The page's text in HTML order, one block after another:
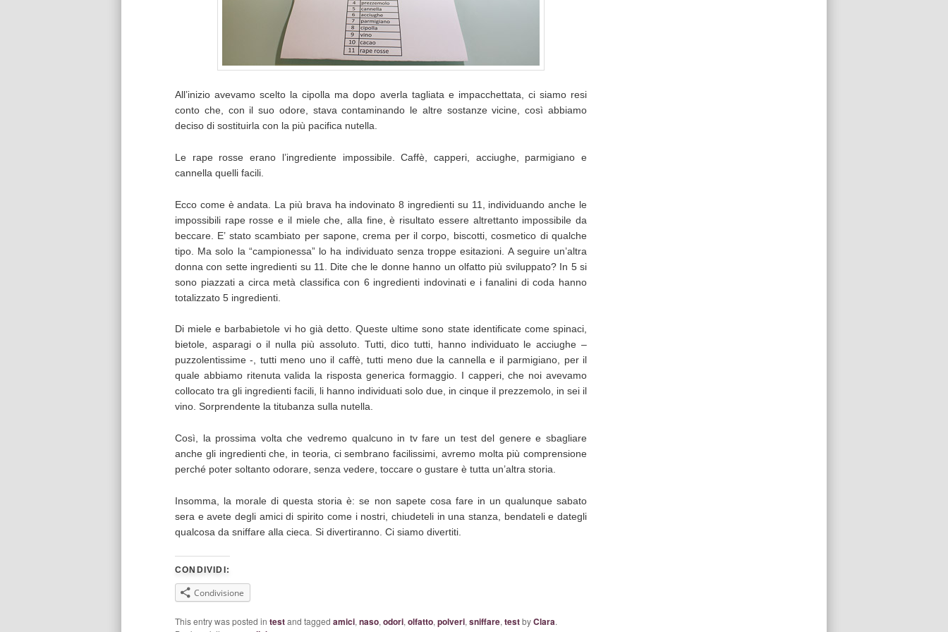
All’inizio avevamo scelto la cipolla ma dopo averla tagliata e impacchettata, ci siamo resi
conto che, con il suo odore, stava contaminando le altre sostanze vicine, così abbiamo
deciso di sostituirla con la più pacifica nutella.
Le rape rosse erano l’ingrediente impossibile. Caffè, capperi, acciughe, parmigiano e
cannella quelli facili.
Ecco come è andata. La più brava ha indovinato 8 ingredienti su 11, individuando anche le
impossibili rape rosse e il miele che, alla fine, è risultato essere altrettanto impossibile da
beccare. E’ stato scambiato per sapone, crema per il corpo, biscotti, cosmetico di qualche
tipo. Ma solo la “campionessa” lo ha individuato senza troppe esitazioni. A seguire un’altra
donna con sette ingredienti su 11. Dite che le donne hanno un olfatto più sviluppato? In 5 si
sono piazzati a circa metà classifica con 6 ingredienti indovinati e i fanalini di coda hanno
totalizzato 5 ingredienti.
Di miele e barbabietole vi ho già detto. Queste ultime sono state identificate come spinaci,
bietole, asparagi o il nulla più assoluto. Tutti, dico tutti, hanno individuato le acciughe –
puzzolentissime -, tutti meno uno il caffè, tutti meno due la cannella e il parmigiano, per il
quale abbiamo ritenuta valida la risposta generica formaggio. I capperi, che noi avevamo
collocato tra gli ingredienti facili, li hanno individuati solo due, in cinque il prezzemolo, in sei il
vino. Sorprendente la titubanza sulla nutella.
Così, la prossima volta che vedremo qualcuno in tv fare un test del genere e sbagliare
anche gli ingredienti che, in teoria, ci sembrano facilissimi, avremo molta più comprensione
perché poter soltanto odorare, senza vedere, toccare o gustare è tutta un’altra storia.
Insomma, la morale di questa storia è: se non sapete cosa fare in un qualunque sabato
sera e avete degli amici di spirito come i nostri, chiudeteli in una stanza, bendateli e dategli
qualcosa da sniffare alla cieca. Si divertiranno. Ci siamo divertiti.
CONDIVIDI:
Condivisione
This entry was posted in testand tagged amici, naso, odori, olfatto, polveri, sniffare, testbyClara.